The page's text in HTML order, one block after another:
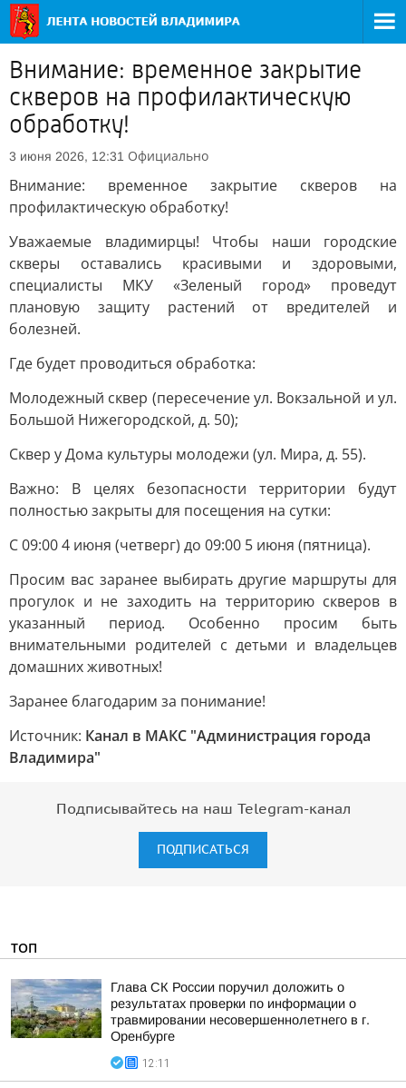
Внимание: временное закрытие
скверов на профилактическую
обработку!
3 июня 2026, 12:31 Официально
Внимание: временное закрытие скверов на
профилактическую обработку!
Уважаемые владимирцы! Чтобы наши городские
скверы оставались красивыми и здоровыми,
специалисты МКУ «Зеленый город» проведут
плановую защиту растений от вредителей и
болезней.
Где будет проводиться обработка:
Молодежный сквер (пересечение ул. Вокзальной и ул.
Большой Нижегородской, д. 50);
Сквер у Дома культуры молодежи (ул. Мира, д. 55).
Важно: В целях безопасности территории будут
полностью закрыты для посещения на сутки:
С 09:00 4 июня (четверг) до 09:00 5 июня (пятница).
Просим вас заранее выбирать другие маршруты для
прогулок и не заходить на территорию скверов в
указанный период. Особенно просим быть
внимательными родителей с детьми и владельцев
домашних животных!
Заранее благодарим за понимание!
Источник: Канал в МАКС "Администрация города
Владимира"
Подписывайтесь на наш Telegram-канал
ПОДПИСАТЬСЯ
ТОП
Глава СК России поручил доложить о
результатах проверки по информации о
травмировании несовершеннолетнего в г.
Оренбурге
12:11